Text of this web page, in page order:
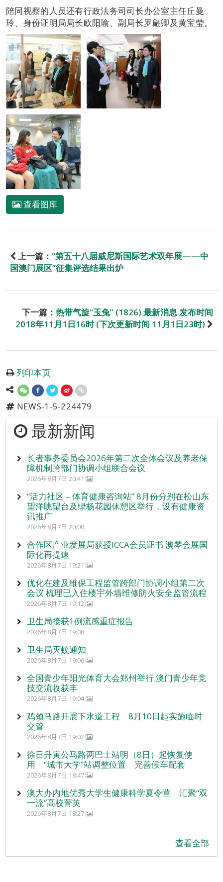
陪同视察的人员还有行政法务司司长办公室主任丘曼
玲、身份证明局局长欧阳瑜、副局长罗翩卿及黄宝莹。
查看图库
上一篇： “第五十八届威尼斯国际艺术双年展——中
国澳门展区”征集评选结果出炉
下一篇： 热带气旋“玉兔” (1826) 最新消息 发布时间
2018年11月1日16时 (下次更新时间 11月1日23时)
列印本页
NEWS-1-5-224479
最新新闻
长者事务委员会2026年第二次全体会议及养老保
障机制跨部门协调小组联合会议
2026年8月7日 20:41
“活力社区 – 体育健康咨询站” 8月份分别在松山东
望洋眺望台及绿杨花园休憩区举行，设有健康资
讯推广
2026年8月7日 20:00
合作区产业发展局获授ICCA会员证书 澳琴会展国
际化再提速
2026年8月7日 19:21
优化在建及维保工程监管跨部门协调小组第二次
会议 梳理已入住楼宇外墙维修防火安全监管流程
2026年8月7日 19:12
卫生局接获1例流感重症报告
2026年8月7日 19:08
卫生局灭蚊通知
2026年8月7日 19:06
全国青少年阳光体育大会郑州举行 澳门青少年竞
技交流收获丰
2026年8月7日 19:04
鸡颈马路开展下水道工程 8月10日起实施临时
交管
2026年8月7日 19:02
徐日升寅公马路两巴士站明（8日）起恢复使
用 “城市大学”站调整位置 完善候车配套
2026年8月7日 18:47
澳大办内地优秀大学生健康科学夏令营 汇聚“双
一流”高校菁英
2026年8月7日 18:27
查看全部